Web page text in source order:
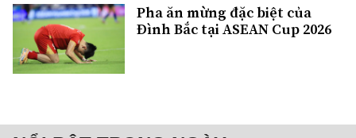
Pha ăn mừng đặc biệt của
Đình Bắc tại ASEAN Cup 2026